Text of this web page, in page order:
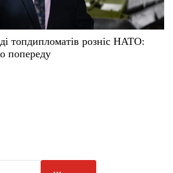
топдипломатів розніс НАТО:
попереду